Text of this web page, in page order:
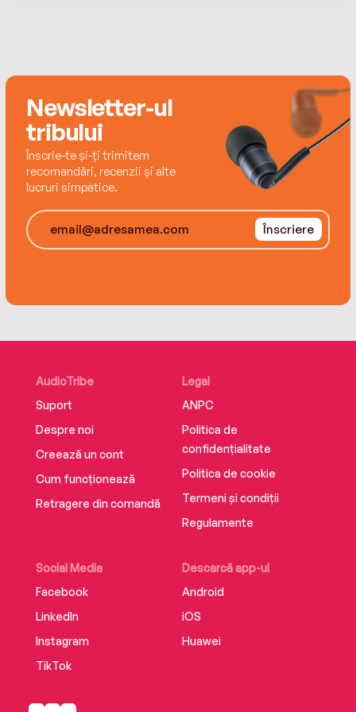
Newsletter-ul
tribului
Înscrie-te și-ți trimitem
recomandări, recenzii și alte
lucruri simpatice.
Înscriere
AudioTribe
Suport
Despre noi
Creează un cont
Cum funcționează
Retragere din comandă
Social Media
Facebook
LinkedIn
Instagram
TikTok
Descarcă app-ul
Android
iOS
Huawei
Legal
ANPC
Politica de
confidențialitate
Politica de cookie
Termeni și condiții
Regulamente